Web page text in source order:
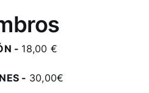
- 18,00 €
- 30,00€